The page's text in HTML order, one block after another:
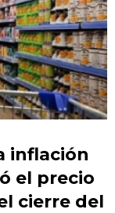
inflación
el precio
cierre del